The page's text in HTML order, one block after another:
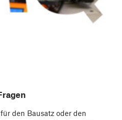
den Bausatz oder den